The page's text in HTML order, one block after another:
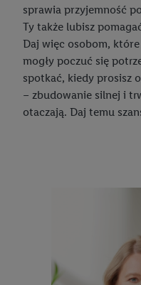
sprawia przyjemność
Ty także lubisz
Daj więc osobom,
mogły poczuć się
spotkać, kiedy prosisz
– zbudowanie silnej i
otaczają. Daj temu
informacji o sposobie
szczególności technologia
wykorzystywana do
obsługiwanych przez
wyświetlać mu tam
korzystanie z technologii
momencie za
Kliknięcie w przycisk
wyłącznie technicznie
"Zgadzam się", użytkownik
danych we wszystkich